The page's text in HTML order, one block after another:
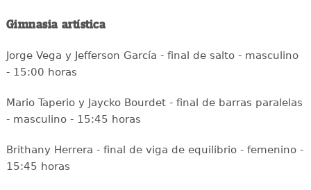
Gimnasia artística
Jorge Vega y Jefferson García - final de salto - masculino
- 15:00 horas
Mario Taperio y Jaycko Bourdet - final de barras paralelas
- masculino - 15:45 horas
Brithany Herrera - final de viga de equilibrio - femenino -
15:45 horas